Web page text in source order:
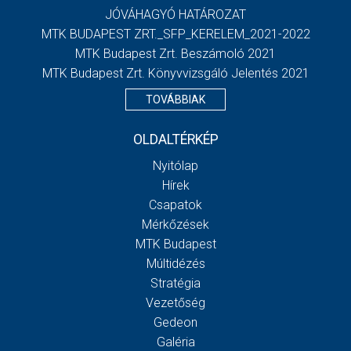
JÓVÁHAGYÓ HATÁROZAT
MTK BUDAPEST ZRT._SFP_KERELEM_2021-2022
MTK Budapest Zrt. Beszámoló 2021
MTK Budapest Zrt. Könyvvizsgáló Jelentés 2021
TOVÁBBIAK
OLDALTÉRKÉP
Nyitólap
Hírek
Csapatok
Mérkőzések
MTK Budapest
Múltidézés
Stratégia
Vezetőség
Gedeon
Galéria